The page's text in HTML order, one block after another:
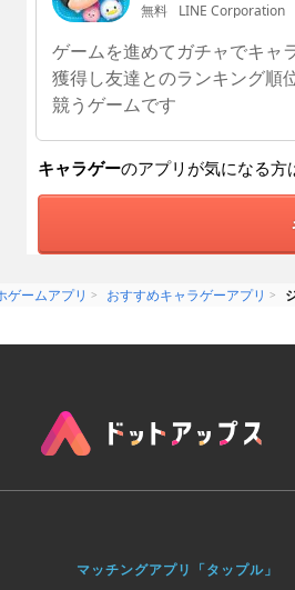
無料 LINE Corporation
ゲームを進めてガチャでキャ
獲得し友達とのランキング順
競うゲームです
キャラゲーのアプリが気になる方
ゲームアプリ おすすめキャラゲーアプリ
マッチングアプリ「タップル」